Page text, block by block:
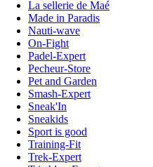
La sellerie de Maé
Made in Paradis
Nauti-wave
On-Fight
Padel-Expert
Pecheur-Store
Pet and Garden
Smash-Expert
Sneak'In
Sneakids
Sport is good
Training-Fit
Trek-Expert